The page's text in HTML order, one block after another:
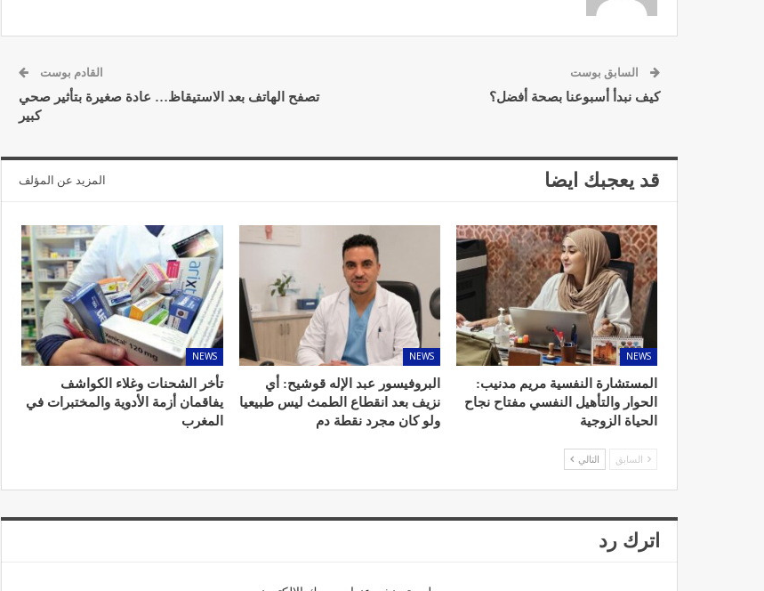
السابق بوست
كيف نبدأ أسبوعنا بصحة أفضل؟
القادم بوست
تصفح الهاتف بعد الاستيقاظ… عادة صغيرة بتأثير صحي
كبير
قد يعجبك ايضا المزيد عن المؤلف
NEWS
المستشارة النفسية مريم مدنيب:
الحوار والتأهيل النفسي مفتاح نجاح
الحياة الزوجية
NEWS
البروفيسور عبد الإله قوشيح: أي
نزيف بعد انقطاع الطمث ليس طبيعيا
ولو كان مجرد نقطة دم
NEWS
تأخر الشحنات وغلاء الكواشف
يفاقمان أزمة الأدوية والمختبرات في
المغرب
السابق التالي
اترك رد